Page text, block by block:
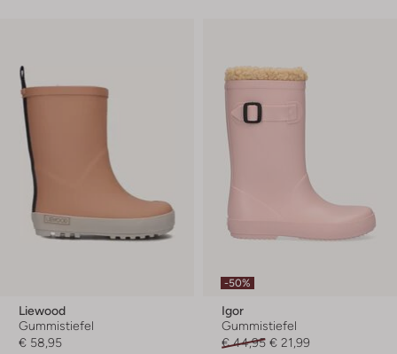
Liewood
Gummistiefel
€ 58,95
-50%
Igor
Gummistiefel
€ 44,95 € 21,99